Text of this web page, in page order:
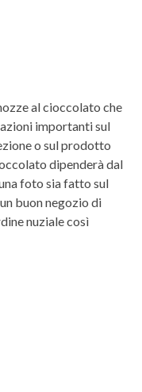
al cioccolato che
importanti sul
o sul prodotto
dipenderà dal
foto sia fatto sul
buon negozio di
nuziale così